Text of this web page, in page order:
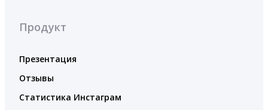
Продукт
Презентация
Отзывы
Статистика Инстаграм